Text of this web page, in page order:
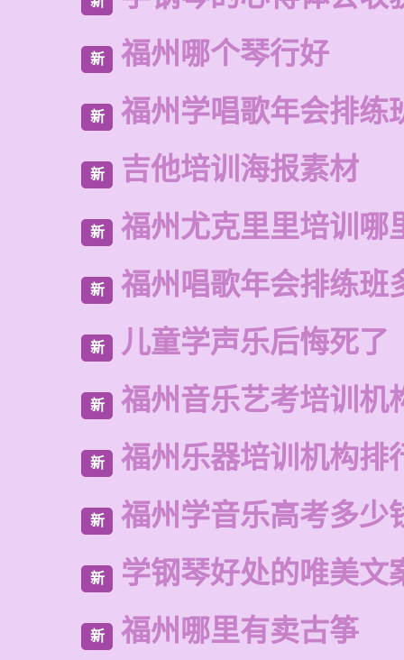
新 福州哪个琴行好
新 福州学唱歌年会排练
新 吉他培训海报素材
新 福州尤克里里培训哪
新 福州唱歌年会排练班
新 儿童学声乐后悔死了
新 福州音乐艺考培训机
新 福州乐器培训机构排
新 福州学音乐高考多少
新 学钢琴好处的唯美文
新 福州哪里有卖古筝